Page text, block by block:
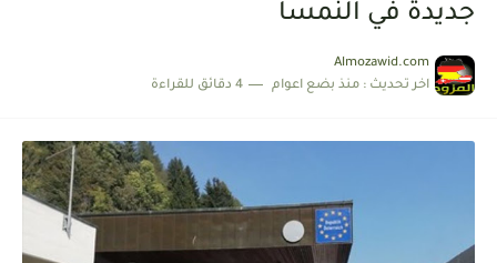
جديدة في النمسا
Almozawid.com
اخر تحديث : منذ بضع اعوام 4 دقائق للقراءة